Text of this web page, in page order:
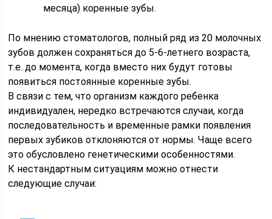
месяца) коренные зубы.
По мнению стоматологов, полный ряд из 20 молочных
зубов должен сохраняться до 5-6-летнего возраста,
т.е. до момента, когда вместо них будут готовы
появиться постоянные коренные зубы.
В связи с тем, что организм каждого ребенка
индивидуален, нередко встречаются случаи, когда
последовательность и временные рамки появления
первых зубиков отклоняются от нормы. Чаще всего
это обусловлено генетическими особенностями.
К нестандартным ситуациям можно отнести
следующие случаи: